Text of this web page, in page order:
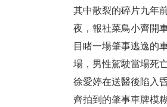
其中散裂的碎片九年
夜，報社菜鳥小齊開
目睹一場肇事逃逸的
場，男性駕駛當場死
徐愛婷在送醫後陷入
齊拍到的肇事車牌模